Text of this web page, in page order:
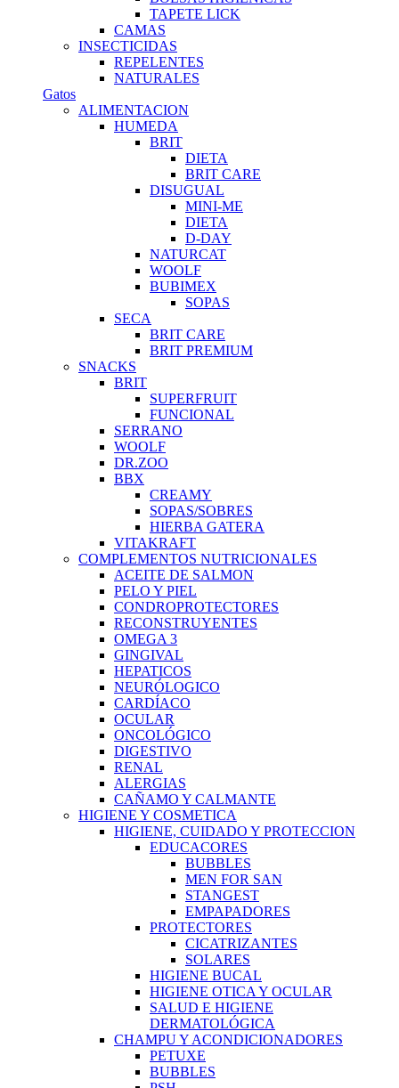
TAPETE LICK
CAMAS
INSECTICIDAS
REPELENTES
NATURALES
Gatos
ALIMENTACION
HUMEDA
BRIT
DIETA
BRIT CARE
DISUGUAL
MINI-ME
DIETA
D-DAY
NATURCAT
WOOLF
BUBIMEX
SOPAS
SECA
BRIT CARE
BRIT PREMIUM
SNACKS
BRIT
SUPERFRUIT
FUNCIONAL
SERRANO
WOOLF
DR.ZOO
BBX
CREAMY
SOPAS/SOBRES
HIERBA GATERA
VITAKRAFT
COMPLEMENTOS NUTRICIONALES
ACEITE DE SALMON
PELO Y PIEL
CONDROPROTECTORES
RECONSTRUYENTES
OMEGA 3
GINGIVAL
HEPATICOS
NEURÓLOGICO
CARDÍACO
OCULAR
ONCOLÓGICO
DIGESTIVO
RENAL
ALERGIAS
CAÑAMO Y CALMANTE
HIGIENE Y COSMETICA
HIGIENE, CUIDADO Y PROTECCION
EDUCACORES
BUBBLES
MEN FOR SAN
STANGEST
EMPAPADORES
PROTECTORES
CICATRIZANTES
SOLARES
HIGIENE BUCAL
HIGIENE OTICA Y OCULAR
SALUD E HIGIENE
DERMATOLÓGICA
CHAMPU Y ACONDICIONADORES
PETUXE
BUBBLES